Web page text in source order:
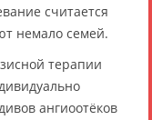
считается
немало семей.
терапии
ангиоотёков